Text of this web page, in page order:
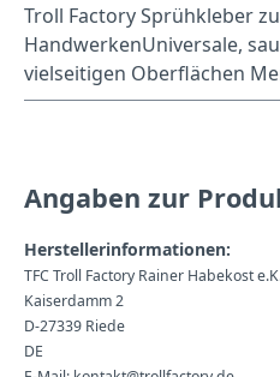
Troll Factory Sprühkleber
HandwerkenUniversale,
vielseitigen Oberflächen
Angaben zur
Herstellerinformationen:
TFC Troll Factory Rainer Habekost
Kaiserdamm 2
D-27339 Riede
DE